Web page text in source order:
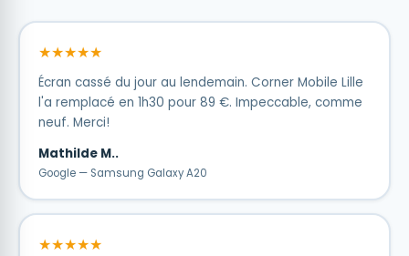
★★★★★
Écran cassé du jour au lendemain. Corner Mobile Lille
l'a remplacé en 1h30 pour 89 €. Impeccable, comme
neuf. Merci!
Mathilde M..
Google — Samsung Galaxy A20
★★★★★